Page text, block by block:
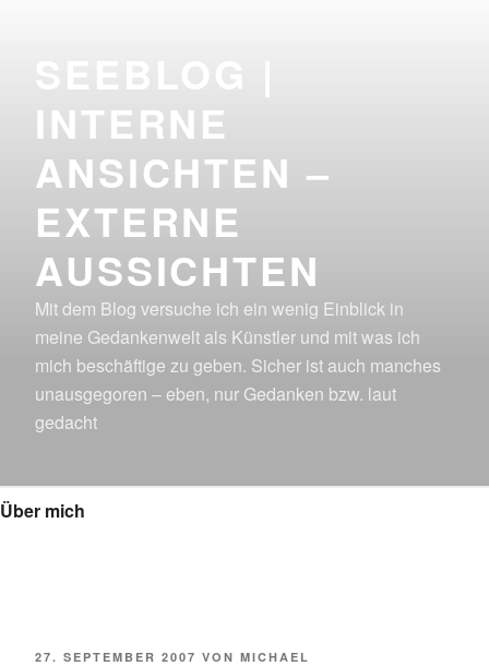
INTERNE
ANSICHTEN –
EXTERNE
AUSSICHTEN
Mit dem Blog versuche ich ein wenig Einblick in
meine Gedankenwelt als Künstler und mit was ich
mich beschäftige zu geben. Sicher ist auch manches
unausgegoren – eben, nur Gedanken bzw. laut
gedacht
Über mich
VERÖFFENTLICHT
27. SEPTEMBER 2007 VON MICHAEL